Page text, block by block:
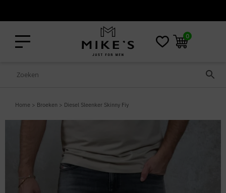
0
Home > Broeken > Diesel Sleenker Skinny Fiy